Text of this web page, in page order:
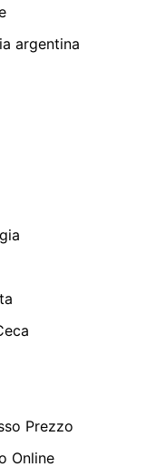
argentina
Prezzo
Online